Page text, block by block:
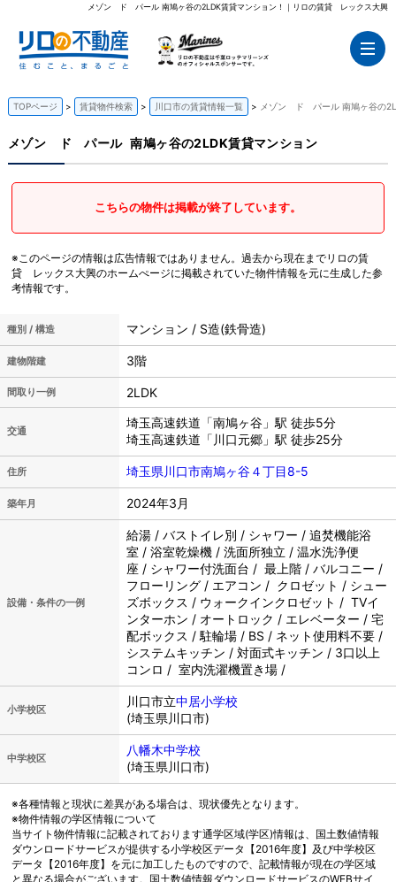
メゾン ド パール 南鳩ヶ谷の2LDK賃貸マンション！｜リロの賃貸 レックス大興
TOPページ 賃貸物件検索 川口市の賃貸情報一覧 メゾン ド パール 南鳩ヶ谷の
メゾン ド パール 南鳩ヶ谷の2LDK賃貸マンション
こちらの物件は掲載が終了しています。
※このページの情報は広告情報ではありません。過去から現在までリロの賃
貸 レックス大興のホームぺージに掲載されていた物件情報を元に生成した参
考情報です。
種別 / 構造 マンション / S造(鉄骨造)
建物階建 3階
間取り一例 2LDK
交通
埼玉高速鉄道「南鳩ヶ谷」駅 徒歩5分
埼玉高速鉄道「川口元郷」駅 徒歩25分
住所 埼玉県川口市南鳩ヶ谷４丁目8-5
築年月 2024年3月
設備・条件の一例
給湯 / バストイレ別 / シャワー / 追焚機能浴
室 / 浴室乾燥機 / 洗面所独立 / 温水洗浄便
座 / シャワー付洗面台 / 最上階 / バルコニー /
フローリング / エアコン / クロゼット / シュー
ズボックス / ウォークインクロゼット / TVイ
ンターホン / オートロック / エレベーター / 宅
配ボックス / 駐輪場 / BS / ネット使用料不要 /
システムキッチン / 対面式キッチン / 3口以上
コンロ / 室内洗濯機置き場 /
小学校区
川口市立中居小学校
(埼玉県川口市)
中学校区
八幡木中学校
(埼玉県川口市)
※各種情報と現状に差異がある場合は、現状優先となります。
※物件情報の学区情報について
当サイト物件情報に記載されております通学区域(学区)情報は、国土数値情報
ダウンロードサービスが提供する小学校区データ【2016年度】及び中学校区
データ【2016年度】を元に加工したものですので、記載情報が現在の学区域
と異なる場合がございます。国土数値情報ダウンロードサービスのWEBサイ